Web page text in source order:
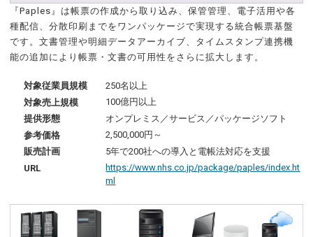
『Paples』は帳票の作成から取り込み、保管管理、電子活用や各
種配信、分散印刷までをワンパッケージで実現する統合帳票基盤
です。文書管理や明細データアーカイブ、タイムスタンプ連携機
能の追加により帳票・文書の可用性をさらに拡大します。
対象従業員規模
250名以上
対象売上規模
100億円以上
提供形態
オンプレミス／サービス／パッケージソフト
参考価格
2,500,000円～
販売計画
5年で200社への導入と電帳法対応を支援
URL
https://www.nhs.co.jp/package/paples/index.ht
ml